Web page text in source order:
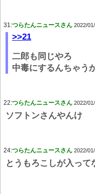
31:つらたんニュースさん 2022/
>>21
二郎も同じやろ
中毒にするんちゃう
22:つらたんニュースさん 2022/
ソフトンさんやんけ
24:つらたんニュースさん 2022/
とうもろこしが入って